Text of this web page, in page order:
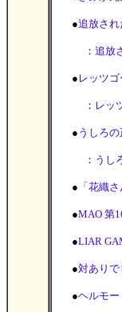
●追放さ
： 追放
● レッツ
： レッ
● うしろ
： うし
● 「花織
●MAO 第
●LIAR
●対あり
●ヘルモ